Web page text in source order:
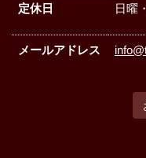
定休日 日曜
メールアドレス